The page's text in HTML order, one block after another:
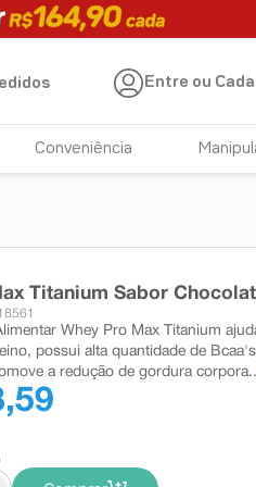
Entre ou
Conveniência
Titanium Sabor
Whey Pro Max Titanium
possui alta quantidade de
a redução de gordura